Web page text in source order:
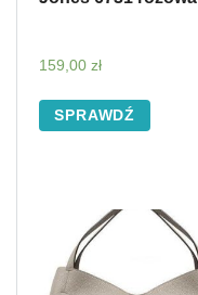
159,00 zł
SPRAWDŹ